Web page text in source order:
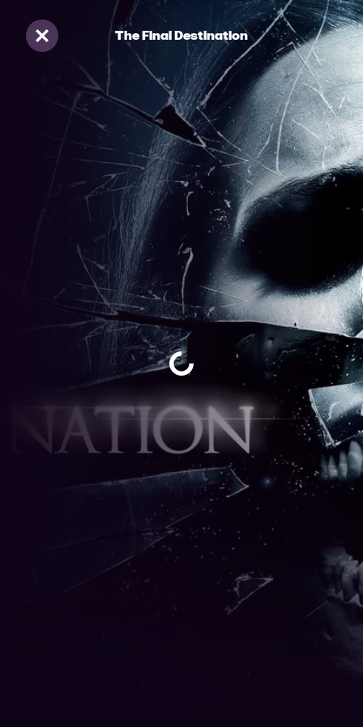
Sluiten
The Final Destination